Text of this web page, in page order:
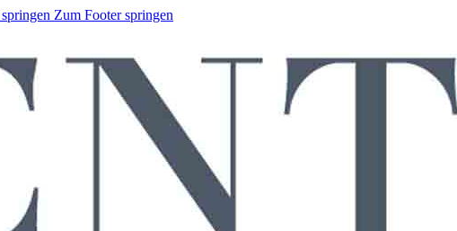
Zum Footer springen